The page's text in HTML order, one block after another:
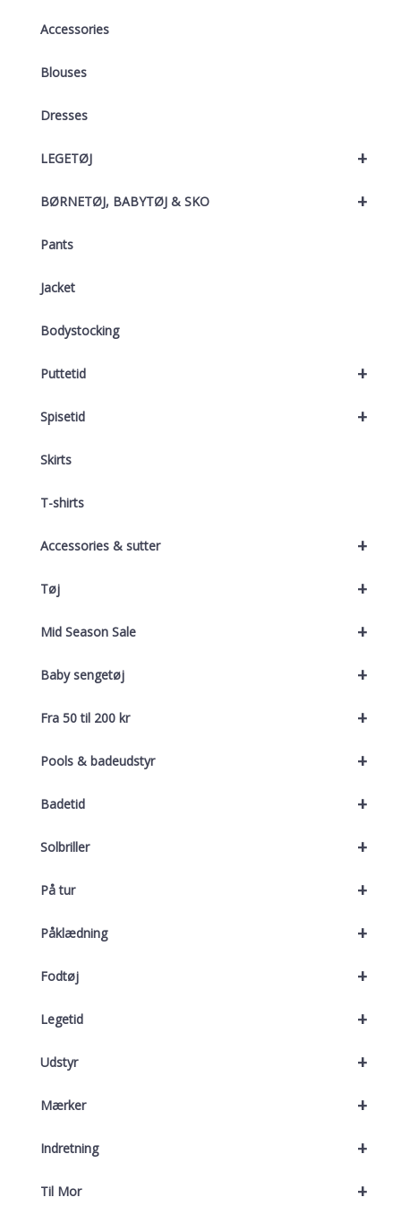
Accessories
Blouses
Dresses
+
LEGETØJ
+
BØRNETØJ, BABYTØJ & SKO
Pants
Jacket
Bodystocking
+
Puttetid
+
Spisetid
Skirts
T-shirts
+
Accessories & sutter
+
Tøj
+
Mid Season Sale
+
Baby sengetøj
+
Fra 50 til 200 kr
+
Pools & badeudstyr
+
Badetid
+
Solbriller
+
På tur
+
Påklædning
+
Fodtøj
+
Legetid
+
Udstyr
+
Mærker
+
Indretning
+
Til Mor